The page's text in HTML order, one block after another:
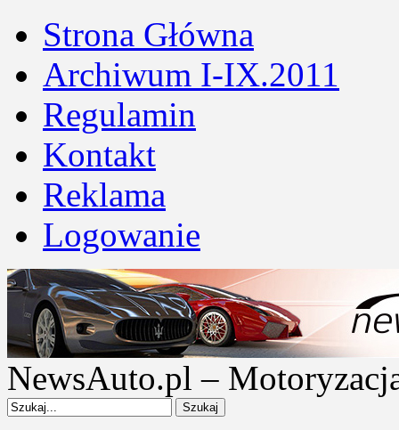
Strona Główna
Archiwum I-IX.2011
Regulamin
Kontakt
Reklama
Logowanie
NewsAuto.pl –